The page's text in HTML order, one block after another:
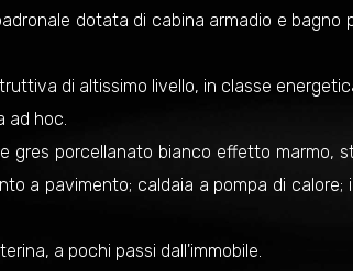
dotata di cabina armadio e bagno
di altissimo livello, in classe
ad hoc.
porcellanato bianco effetto marmo,
a pavimento; caldaia a pompa di calore;
a pochi passi dall'immobile.